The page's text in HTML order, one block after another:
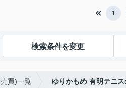
1
検索条件を変更
買)一覧 ゆりかもめ 有明テニ